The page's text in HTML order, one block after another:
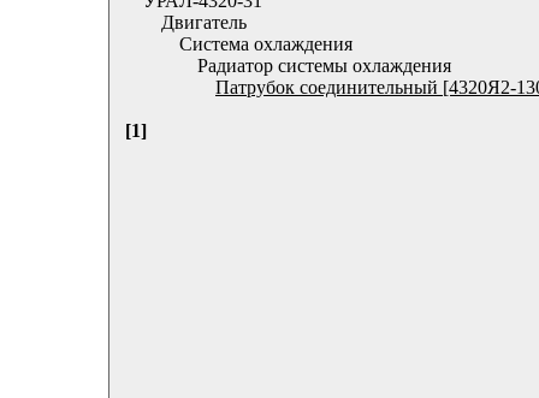
Двигатель
Система охлаждения
Радиатор системы охлаждения
Патрубок соединительный [4320Я2-
[1]